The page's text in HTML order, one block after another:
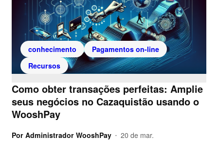
conhecimento
Pagamentos on-line
Recursos
Como obter transações perfeitas: Amplie
seus negócios no Cazaquistão usando o
WooshPay
Por Administrador WooshPay • 20 de mar.